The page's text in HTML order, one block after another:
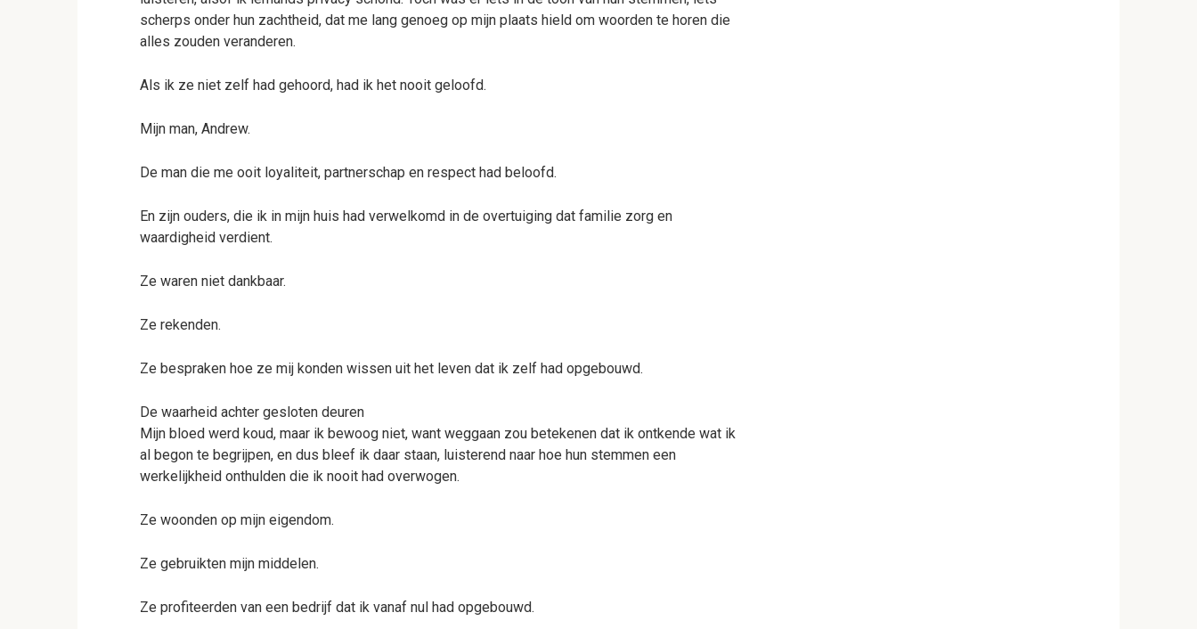
scherps onder hun zachtheid, dat me lang genoeg op mijn plaats hield om woorden te horen die
alles zouden veranderen.
Als ik ze niet zelf had gehoord, had ik het nooit geloofd.
Mijn man, Andrew.
De man die me ooit loyaliteit, partnerschap en respect had beloofd.
En zijn ouders, die ik in mijn huis had verwelkomd in de overtuiging dat familie zorg en
waardigheid verdient.
Ze waren niet dankbaar.
Ze rekenden.
Ze bespraken hoe ze mij konden wissen uit het leven dat ik zelf had opgebouwd.
De waarheid achter gesloten deuren
Mijn bloed werd koud, maar ik bewoog niet, want weggaan zou betekenen dat ik ontkende wat ik
al begon te begrijpen, en dus bleef ik daar staan, luisterend naar hoe hun stemmen een
werkelijkheid onthulden die ik nooit had overwogen.
Ze woonden op mijn eigendom.
Ze gebruikten mijn middelen.
Ze profiteerden van een bedrijf dat ik vanaf nul had opgebouwd.